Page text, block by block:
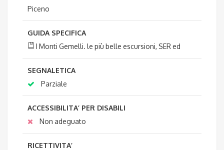
Piceno
GUIDA SPECIFICA
I Monti Gemelli. le più belle escursioni, SER ed
SEGNALETICA
Parziale
ACCESSIBILITA’ PER DISABILI
Non adeguato
RICETTIVITA’